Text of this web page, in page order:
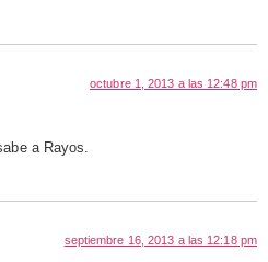
octubre 1, 2013 a las 12:48 pm
a Rayos.
septiembre 16, 2013 a las 12:18 pm